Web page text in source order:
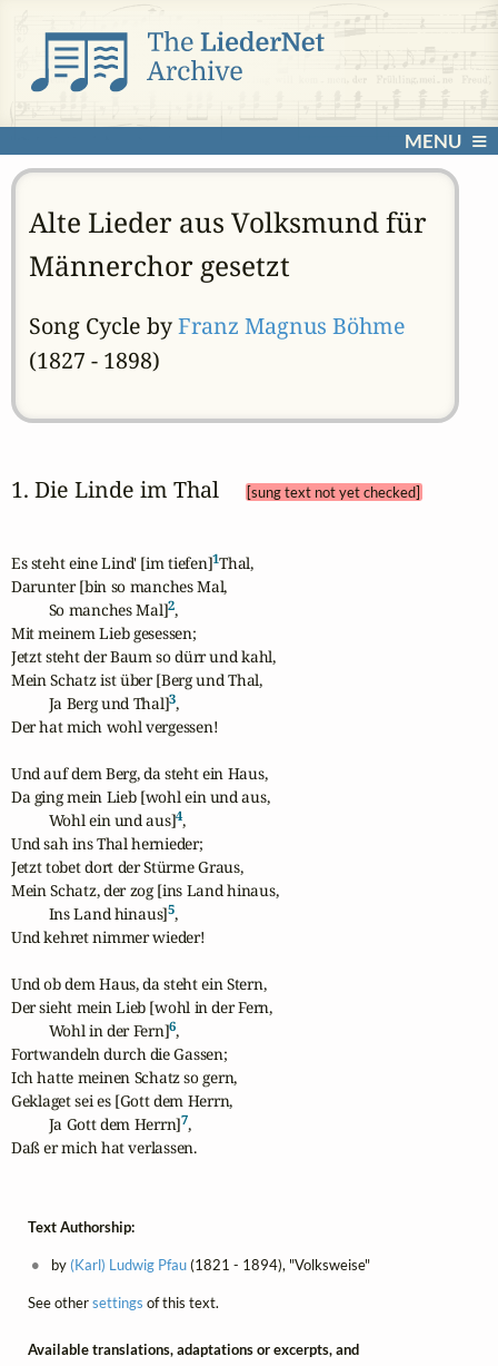
MENU
Alte Lieder aus Volksmund für
Männerchor gesetzt
Song Cycle byFranz Magnus Böhme
(1827 - 1898)
1. Die Linde im Thal [sung text not yet checked]
Es steht eine Lind' [im tiefen]1Thal,
Darunter [bin so manches Mal,
          So manches Mal]
2,
Mit meinem Lieb gesessen;
Jetzt steht der Baum so dürr und kahl,
Mein Schatz ist über [Berg und Thal,
          Ja Berg und Thal]
3,
Der hat mich wohl vergessen!
Und auf dem Berg, da steht ein Haus,
Da ging mein Lieb [wohl ein und aus,
          Wohl ein und aus]
4,
Und sah ins Thal hernieder;
Jetzt tobet dort der Stürme Graus,
Mein Schatz, der zog [ins Land hinaus,
          Ins Land hinaus]
5,
Und kehret nimmer wieder!
Und ob dem Haus, da steht ein Stern,
Der sieht mein Lieb [wohl in der Fern,
          Wohl in der Fern]
6,
Fortwandeln durch die Gassen;
Ich hatte meinen Schatz so gern,
Geklaget sei es [Gott dem Herrn,
          Ja Gott dem Herrn]
7,
Daß er mich hat verlassen.
Text Authorship:
by (Karl) Ludwig Pfau(1821 - 1894), "Volksweise"
See othersettings of this text.
Available translations, adaptations or excerpts, and